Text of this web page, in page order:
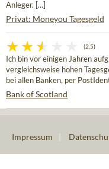
Anleger. [...]
Privat: Moneyou Tagesgeld
(2,5)
Ich bin vor einigen Jahren
vergleichsweise hohen
bei allen Banken, per
Bank of Scotland
Impressum